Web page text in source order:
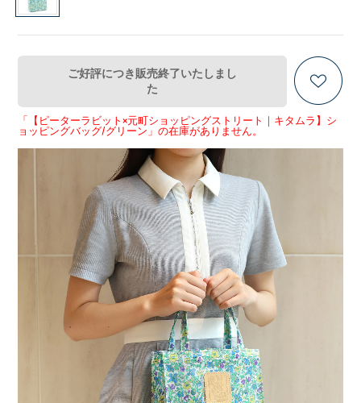
ご好評につき販売終了いたしまし
た
「【ピーターラビット×元町ショッピングストリート｜キタムラ】シ
ョッピングバッグ/グリーン」の在庫がありません。